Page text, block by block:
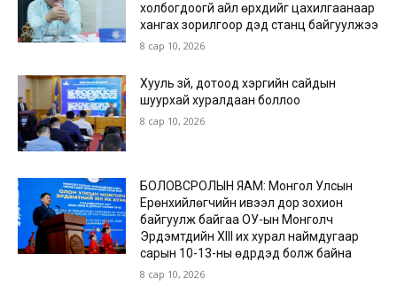
холбогдоогүй айл өрхүүдийг цахилгаанаар
хангах зорилгоор дэд станц байгуулжээ
8 сар 10, 2026
Хууль зүй, дотоод хэргийн сайдын
шуурхай хуралдаан боллоо
8 сар 10, 2026
БОЛОВСРОЛЫН ЯАМ: Монгол Улсын
Ерөнхийлөгчийн ивээл дор зохион
байгуулж байгаа ОУ-ын Монголч
Эрдэмтдийн XIII их хурал наймдугаар
сарын 10-13-ны өдрүүдэд болж байна
8 сар 10, 2026